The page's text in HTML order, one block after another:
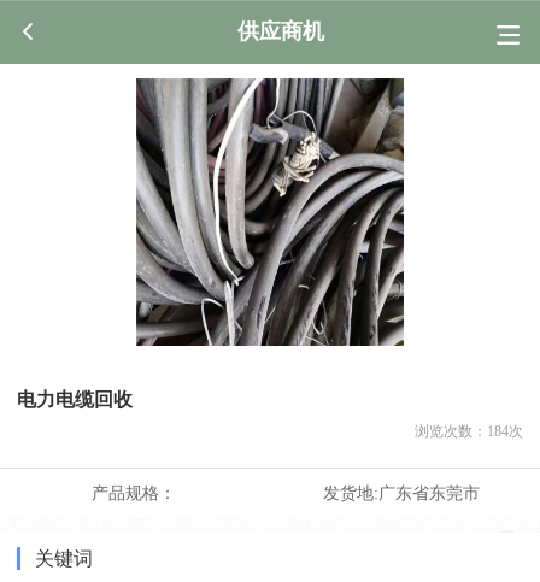
供应商机
电力电缆回收
浏览次数： 184次
产品规格： 发货地:广东省东莞市
关键词